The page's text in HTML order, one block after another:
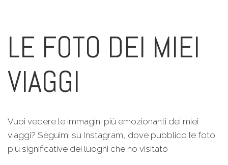
LE FOTO DEI MIEI
VIAGGI
Vuoi vedere le immagini più emozionanti dei miei
viaggi? Seguimi su Instagram, dove pubblico le foto
più significative dei luoghi che ho visitato